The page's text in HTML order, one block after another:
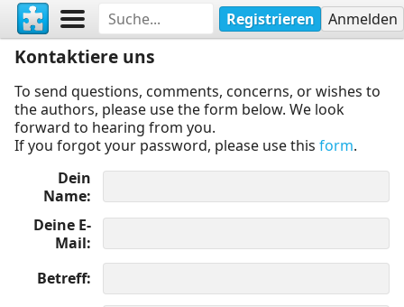
Registrieren Anmelden
Kontaktiere uns
To send questions, comments, concerns, or wishes to
the authors, please use the form below. We look
forward to hearing from you.
If you forgot your password, please use this form.
Dein
Name
Deine E-
Mail
Betreff